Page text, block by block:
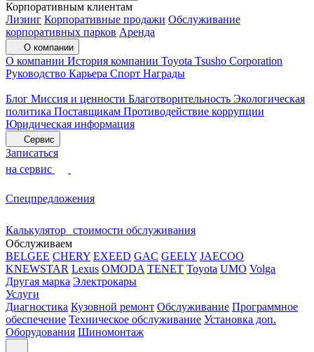
Корпоративным клиентам
Лизинг Корпоративные продажи Обслуживание
корпоративных парков Аренда
О компании
О компании История компании Toyota Tsusho Corporation
Руководство Карьера Спорт Награды
Блог Миссия и ценности Благотворительность Экологическая
политика Поставщикам Противодействие коррупции
Юридическая информация
Сервис
Записаться
на сервис
Спецпредложения
Калькулятор стоимости обслуживания
Обслуживаем
BELGEE CHERY EXEED GAC GEELY JAECOO
KNEWSTAR Lexus OMODA TENET Toyota UMO Volga
Другая марка Электрокары
Услуги
Диагностика Кузовной ремонт Обслуживание Программное
обеспечение Техническое обслуживание Установка доп.
Оборудования Шиномонтаж